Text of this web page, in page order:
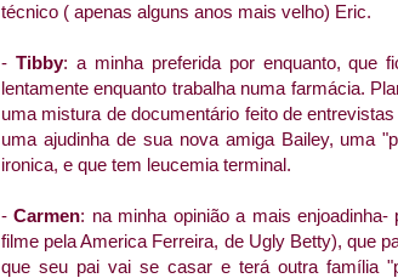
técnico ( apenas alguns anos mais velho) Eric.
- Tibby: a minha preferida por enquanto, que
lentamente enquanto trabalha numa farmácia.
uma mistura de documentário feito de
uma ajudinha de sua nova amiga Bailey, uma
ironica, e que tem leucemia terminal.
-Carmen: na minha opinião a mais enjoadinha-
filme pela America Ferreira, de Ugly Betty), que
que seu pai vai se casar e terá outra família